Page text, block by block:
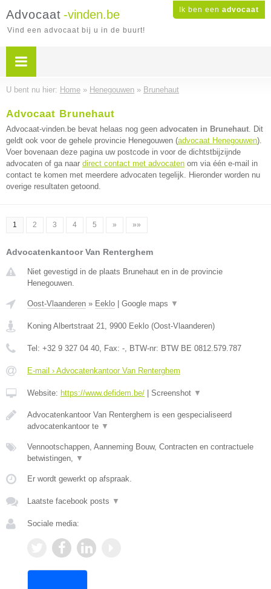
Ik ben een advocaat
Advocaat -vinden.be
Vind een advocaat bij u in de buurt!
U bent nu hier: Home » Henegouwen » Brunehaut
Advocaat Brunehaut
Advocaat-vinden.be bevat helaas nog geen advocaten in Brunehaut. Dit
geldt ook voor de gehele provincie Henegouwen (advocaat Henegouwen).
Voer bovenaan deze pagina uw postcode in voor de dichtstbijzijnde
advocaten of ga naar direct contact met advocaten om via één e-mail in
contact te komen met meerdere advocaten tegelijk. Hieronder worden nu
overige resultaten getoond.
1 2 3 4 5 » »»
Advocatenkantoor Van Renterghem
Niet gevestigd in de plaats Brunehaut en in de provincie
Henegouwen.
Oost-Vlaanderen » Eeklo Google maps ▼
Koning Albertstraat 21, 9900 Eeklo (Oost-Vlaanderen)
Tel: +32 9 327 04 40, Fax: -, BTW-nr: BTW BE 0812.579.787
E-mail › Advocatenkantoor Van Renterghem
Website: https://www.defidem.be/ Screenshot ▼
Advocatenkantoor Van Renterghem is een gespecialiseerd
advocatenkantoor te ▼
Vennootschappen, Aanneming Bouw, Contracten en contractuele
betwistingen, ▼
Er wordt gewerkt op afspraak.
Laatste facebook posts ▼
Sociale media: